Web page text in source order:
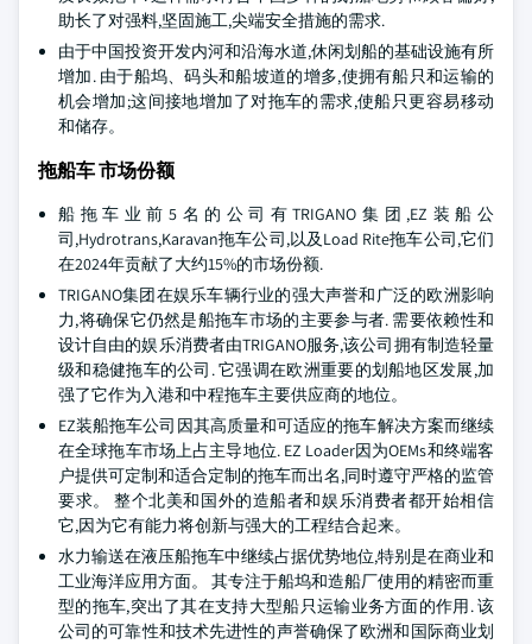
助长了对强料,坚固施工,尖端安全措施的需求.
由于中国投资开发内河和沿海水道,休闲划船的基础设施有所
增加. 由于船坞、码头和船坡道的增多,使拥有船只和运输的
机会增加;这间接地增加了对拖车的需求,使船只更容易移动
和储存。
拖船车 市场份额
船拖车业前5名的公司有TRIGANO集团,EZ装船公
司,Hydrotrans,Karavan拖车公司,以及Load Rite拖车公司,它们
在2024年贡献了大约15%的市场份额.
TRIGANO集团在娱乐车辆行业的强大声誉和广泛的欧洲影响
力,将确保它仍然是船拖车市场的主要参与者. 需要依赖性和
设计自由的娱乐消费者由TRIGANO服务,该公司拥有制造轻量
级和稳健拖车的公司. 它强调在欧洲重要的划船地区发展,加
强了它作为入港和中程拖车主要供应商的地位。
EZ装船拖车公司因其高质量和可适应的拖车解决方案而继续
在全球拖车市场上占主导地位. EZ Loader因为OEMs和终端客
户提供可定制和适合定制的拖车而出名,同时遵守严格的监管
要求。 整个北美和国外的造船者和娱乐消费者都开始相信
它,因为它有能力将创新与强大的工程结合起来。
水力输送在液压船拖车中继续占据优势地位,特别是在商业和
工业海洋应用方面。 其专注于船坞和造船厂使用的精密而重
型的拖车,突出了其在支持大型船只运输业务方面的作用. 该
公司的可靠性和技术先进性的声誉确保了欧洲和国际商业划